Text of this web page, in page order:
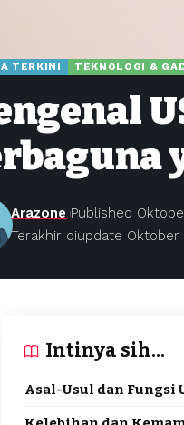
TERKINI TEKNOLOGI &
Terakhir diupdate Oktober
Arazone Published
Intinya sih...
Asal-Usul dan Fungsi